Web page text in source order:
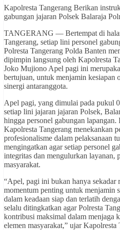
Kapolresta Tangerang Berikan
gabungan jajaran Polsek Balaraja
TANGERANG — Bertempat di
Tangerang, setiap lini personel
Polresta Tangerang Polda Banten
dipimpin langsung oleh Kapolresta
Joko Mujiono Apel pagi ini
bertujuan, untuk menjamin kesiapan
sinergi antaranggota.
Apel pagi, yang dimulai pada pukul
setiap lini jajaran jajaran Polsek,
hingga personel gabungan lapangan.
Kapolresta Tangerang menekankan
profesionalisme dalam pelaksanaan
mengingatkan agar setiap personel
integritas dan mengulurkan layanan,
masyarakat.
“Apel, pagi ini bukan hanya sekadar
momentum penting untuk menjamin
dalam keadaan siap dan terlatih
selalu ditingkatkan agar Polresta
kontribusi maksimal dalam menjaga
elemen masyarakat,” ujar Kapolresta